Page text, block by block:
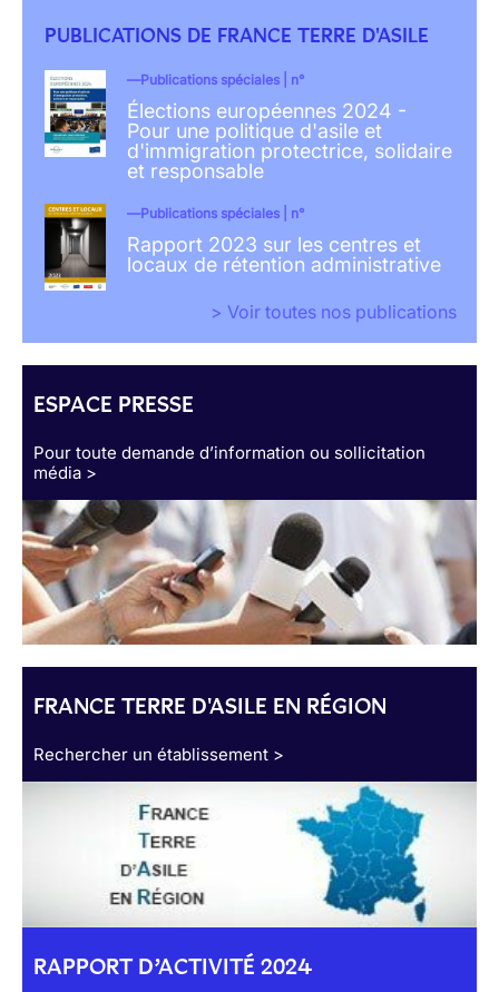
PUBLICATIONS DE FRANCE TERRE D'ASILE
Publications spéciales | n°
Élections européennes 2024 -
Pour une politique d'asile et
d'immigration protectrice, solidaire
et responsable
Publications spéciales | n°
Rapport 2023 sur les centres et
locaux de rétention administrative
> Voir toutes nos publications
ESPACE PRESSE
Pour toute demande d’information ou sollicitation
média >
FRANCE TERRE D'ASILE EN RÉGION
Rechercher un établissement >
RAPPORT D’ACTIVITÉ 2024